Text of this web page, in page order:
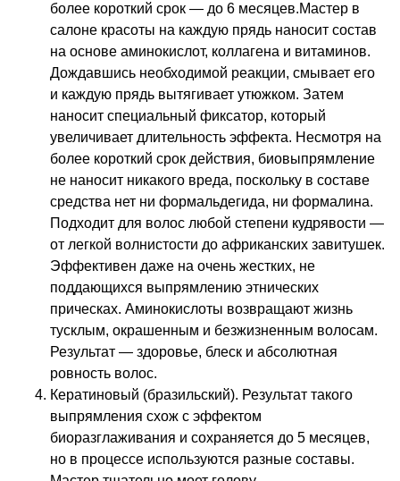
более короткий срок — до 6 месяцев.Мастер в
салоне красоты на каждую прядь наносит состав
на основе аминокислот, коллагена и витаминов.
Дождавшись необходимой реакции, смывает его
и каждую прядь вытягивает утюжком. Затем
наносит специальный фиксатор, который
увеличивает длительность эффекта. Несмотря на
более короткий срок действия, биовыпрямление
не наносит никакого вреда, поскольку в составе
средства нет ни формальдегида, ни формалина.
Подходит для волос любой степени кудрявости —
от легкой волнистости до африканских завитушек.
Эффективен даже на очень жестких, не
поддающихся выпрямлению этнических
прическах. Аминокислоты возвращают жизнь
тусклым, окрашенным и безжизненным волосам.
Результат — здоровье, блеск и абсолютная
ровность волос.
Кератиновый (бразильский). Результат такого
выпрямления схож с эффектом
биоразглаживания и сохраняется до 5 месяцев,
но в процессе используются разные составы.